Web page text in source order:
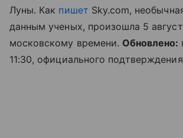
Луны. Как пишет Sky.com,
данным ученых, произошла 5
московскому времени. Обновлено:
11:30, официального